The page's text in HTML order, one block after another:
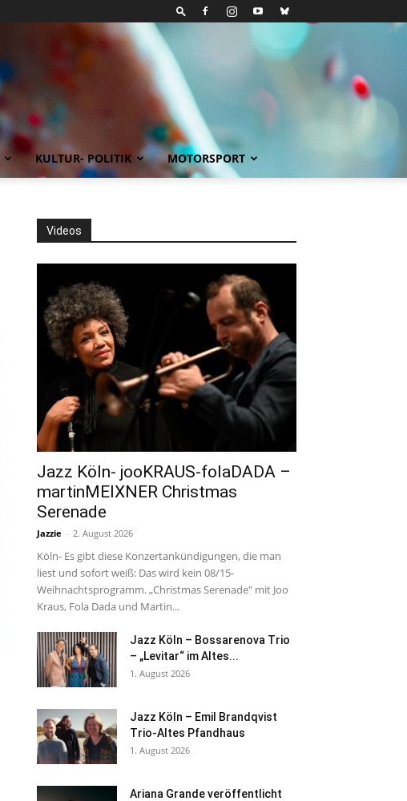
KULTUR- POLITIK MOTORSPORT
Videos
Jazz Köln- jooKRAUS-folaDADA –
martinMEIXNER Christmas
Serenade
Jazzie - 2. August 2026
Köln- Es gibt diese Konzertankündigungen, die man
liest und sofort weiß: Das wird kein 08/15-
Weihnachtsprogramm. „Christmas Serenade" mit Joo
Kraus, Fola Dada und Martin...
Jazz Köln – Bossarenova Trio
– „Levitar“ im Altes...
1. August 2026
Jazz Köln – Emil Brandqvist
Trio-Altes Pfandhaus
1. August 2026
Ariana Grande veröffentlicht